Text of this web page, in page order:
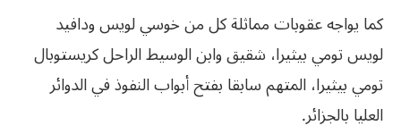
كما يواجه ‏عقوبات مماثلة كل من خوسي لويس ودافيد
لويس تومي بيثيرا، شقيق ‏وابن الوسيط الراحل كريستوبال
تومي بيثيرا، المتهم سابقا بفتح أبواب ‏النفوذ في الدوائر
العليا بالجزائر.